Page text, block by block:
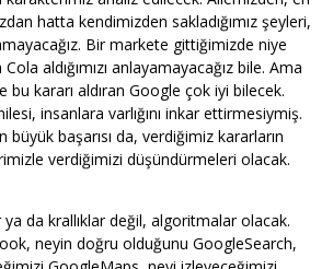
hatta kendimizden sakladığımız şeyleri,
Bir markete gittiğimizde niye
aldığımızı anlayamayacağız bile. Ama
bu kararı aldıran Google çok iyi bilecek.
insanlara varlığını inkar ettirmesiymiş.
büyük başarısı da, verdiğimiz kararların
verdiğimizi düşündürmeleri olacak.
da krallıklar değil, algoritmalar olacak.
neyin doğru olduğunu GoogleSearch,